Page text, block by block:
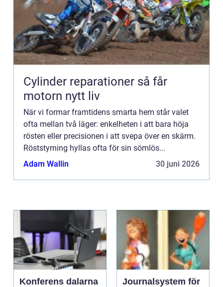
Cylinder reparationer så får
motorn nytt liv
När vi formar framtidens smarta hem står valet
ofta mellan två läger: enkelheten i att bara höja
rösten eller precisionen i att svepa över en skärm.
Röststyrning hyllas ofta för sin sömlös...
Adam Wallin
30 juni 2026
Konferens dalarna
Journalsystem för